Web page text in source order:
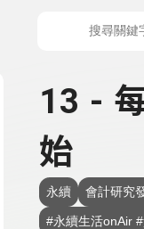
13 -
始
永續 會計研究
#